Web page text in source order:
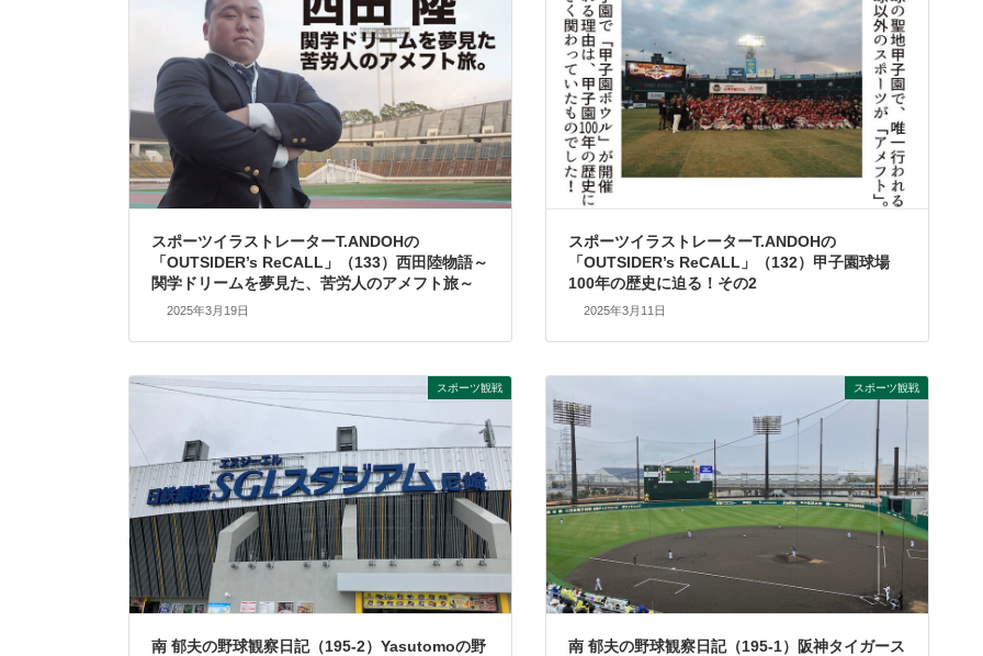
スポーツイラストレーターT.ANDOHの
「OUTSIDER’s ReCALL」（133）西田陸物語～
関学ドリームを夢見た、苦労人のアメフト旅～
2025年3月19日
スポーツイラストレーターT.ANDOHの
「OUTSIDER’s ReCALL」（132）甲子園球場
100年の歴史に迫る！その2
2025年3月11日
スポーツ観戦
南 郁夫の野球観察日記（195-2）Yasutomoの野
スポーツ観戦
南 郁夫の野球観察日記（195-1）阪神タイガース